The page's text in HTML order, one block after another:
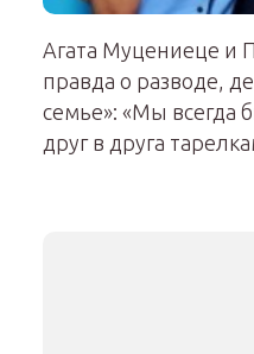
Агата Муцениеце и
правда о разводе,
семье»: «Мы всегда
друг в друга